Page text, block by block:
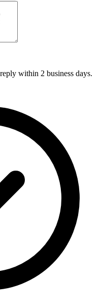
within 2 business days.